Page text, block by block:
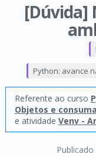
[Dúvida]
Python: avance
Referente ao curso
Objetos e
e atividade Venv -